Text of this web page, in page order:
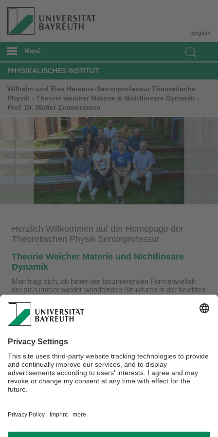
English
Menü
PHYSIKALISCHES INSTITUT
Wilhelm und Else Heraeus-Seniorprofessur Theoretische
Physik - Theorie weicher Materie & Nichtlineare Dynamik -
Prof. Dr. Walter Zimmermann
Herzlich Willkommen auf der Homepage der
Theoretischen Physik Seniorprofessur
Theorie Weicher Materie und Nichtlineare
Dynamik
Man fragt sich, ob hinter der faszinierenden Formenvielfalt
der sich immer wieder wandelnden Strukturen in der belebten
verbindenden (physikalischen) Gemeinsamkeiten zu finden
sind. Viele dieser Strukturen bilden sich fern vom
thermischen Gleichgewicht, wo die Methoden der
diesen Zweck müssen bekannte theoretische Methoden
verallgemeinert bzw. neue Methoden angewendet werden.
Unsere Arbeitsgruppe befasst sich mit derartigen
Nichtgleichgewichtsphänomenen aus den Bereichen Physik
weicher Materie und Biologische Physik.